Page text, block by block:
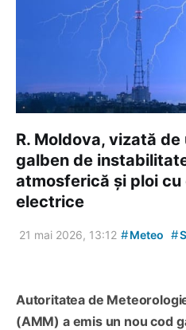
R. Moldova, vizată de
galben de
atmosferică și ploi
electrice
21 mai 2026, 13:12 #Meteo #
Autoritatea de
(AMM) a emis un nou cod